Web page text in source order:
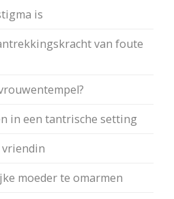
is
van foute
in een tantrische setting
vriendin
moeder te omarmen